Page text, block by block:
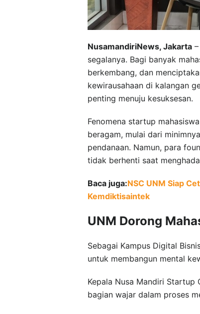
NusamandiriNews, Jakarta
segalanya. Bagi banyak
berkembang, dan
kewirausahaan di kalangan
penting menuju kesuksesan.
Fenomena startup
beragam, mulai dari
pendanaan. Namun, para
tidak berhenti saat
Baca juga:NSC UNM Siap
Kemdiktisaintek
UNM Dorong
Sebagai Kampus Digital
untuk membangun mental
Kepala Nusa Mandiri Startup
bagian wajar dalam proses